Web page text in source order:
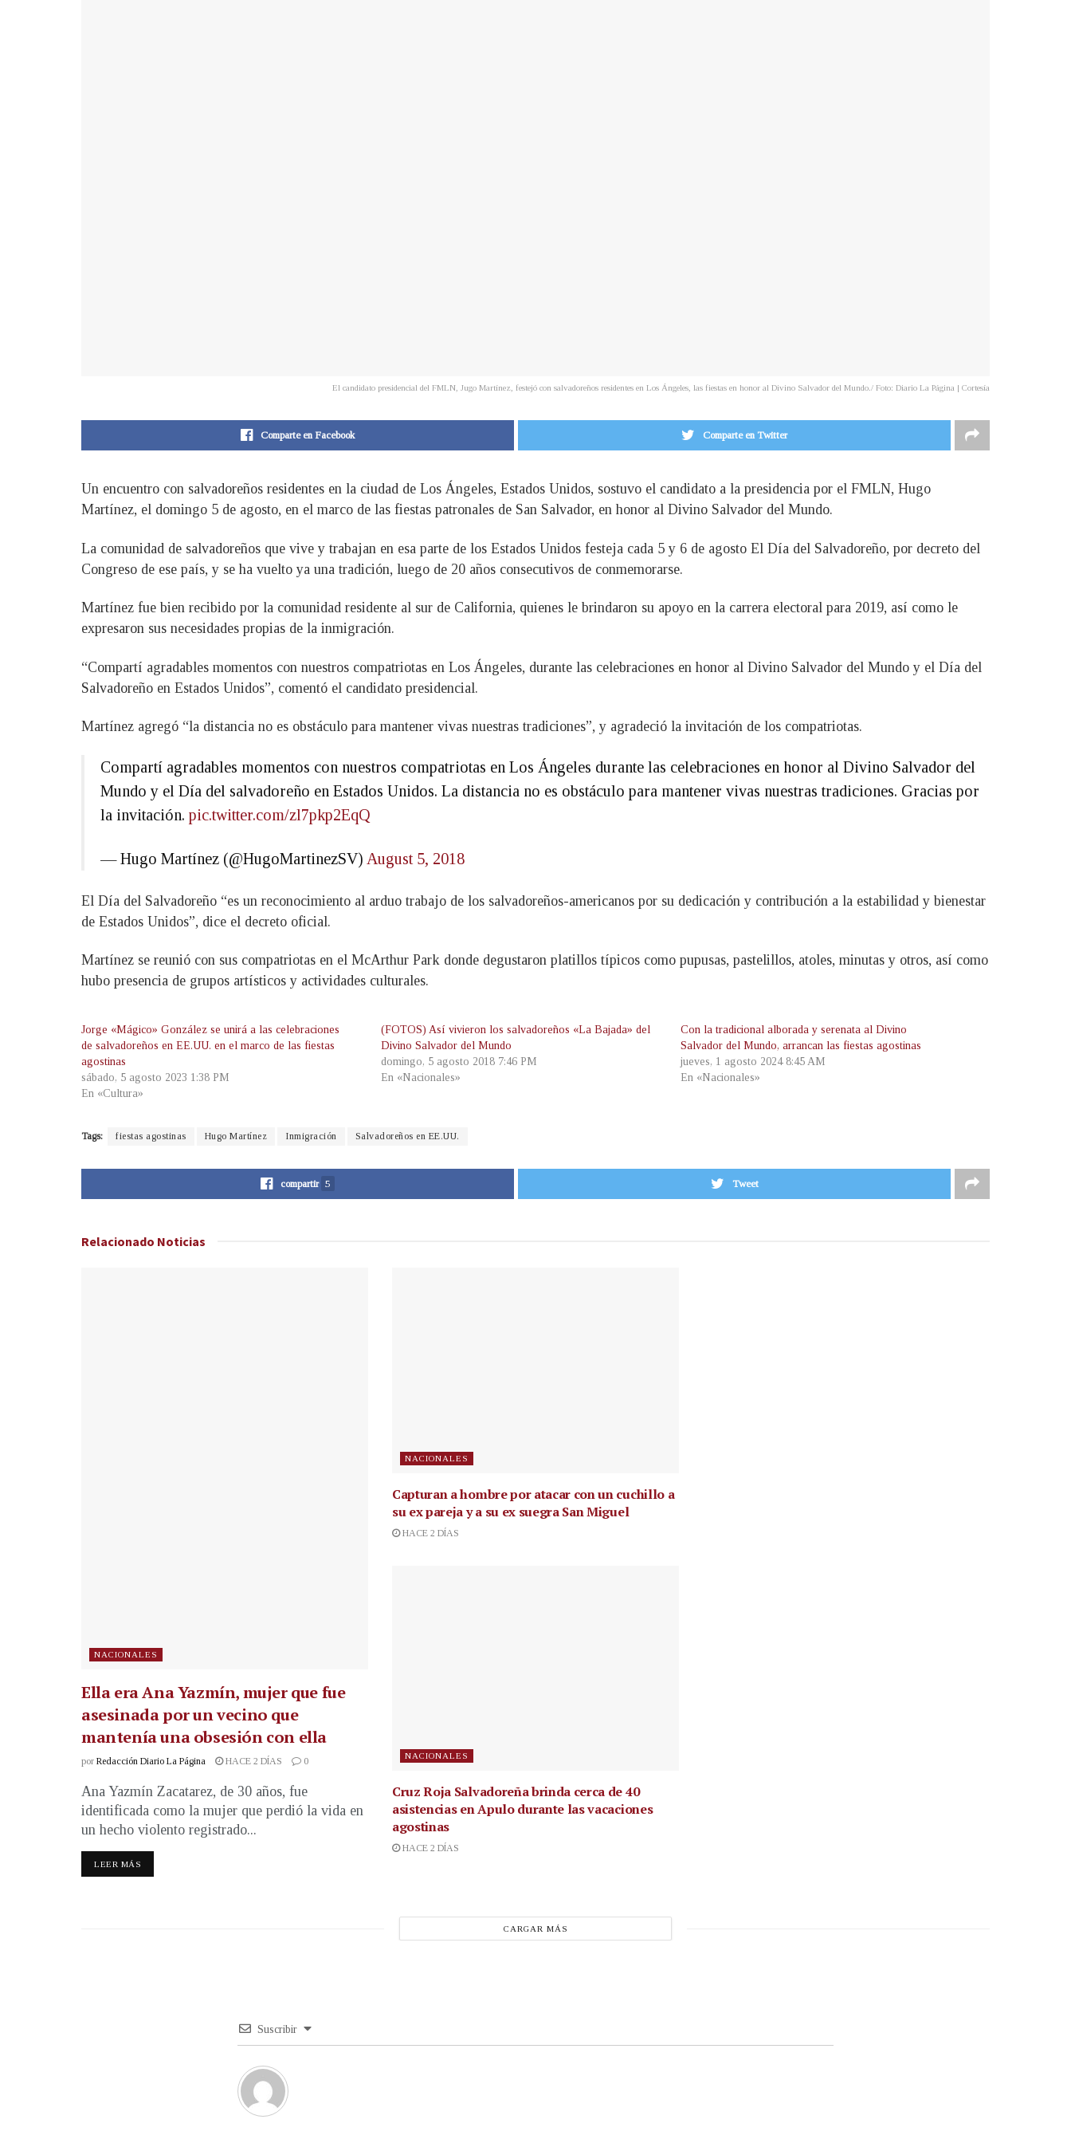
El candidato presidencial del FMLN, Jugo Martínez, festejó con salvadoreños residentes en Los Ángeles, las fiestas en honor al Divino Salvador del Mundo./ Foto: Diario La Página | Cortesía
Comparte en Facebook Comparte en Twitter
Un encuentro con salvadoreños residentes en la ciudad de Los Ángeles, Estados Unidos, sostuvo el candidato a la presidencia por el FMLN, Hugo
Martínez, el domingo 5 de agosto, en el marco de las fiestas patronales de San Salvador, en honor al Divino Salvador del Mundo.
La comunidad de salvadoreños que vive y trabajan en esa parte de los Estados Unidos festeja cada 5 y 6 de agosto El Día del Salvadoreño, por decreto del
Congreso de ese país, y se ha vuelto ya una tradición, luego de 20 años consecutivos de conmemorarse.
Martínez fue bien recibido por la comunidad residente al sur de California, quienes le brindaron su apoyo en la carrera electoral para 2019, así como le
expresaron sus necesidades propias de la inmigración.
“Compartí agradables momentos con nuestros compatriotas en Los Ángeles, durante las celebraciones en honor al Divino Salvador del Mundo y el Día del
Salvadoreño en Estados Unidos”, comentó el candidato presidencial.
Martínez agregó “la distancia no es obstáculo para mantener vivas nuestras tradiciones”, y agradeció la invitación de los compatriotas.
Compartí agradables momentos con nuestros compatriotas en Los Ángeles durante las celebraciones en honor al Divino Salvador del
Mundo y el Día del salvadoreño en Estados Unidos. La distancia no es obstáculo para mantener vivas nuestras tradiciones. Gracias por
la invitación. pic.twitter.com/zl7pkp2EqQ
— Hugo Martínez (@HugoMartinezSV) August 5, 2018
El Día del Salvadoreño “es un reconocimiento al arduo trabajo de los salvadoreños-americanos por su dedicación y contribución a la estabilidad y bienestar
de Estados Unidos”, dice el decreto oficial.
Martínez se reunió con sus compatriotas en el McArthur Park donde degustaron platillos típicos como pupusas, pastelillos, atoles, minutas y otros, así como
hubo presencia de grupos artísticos y actividades culturales.
Jorge «Mágico» González se unirá a las celebraciones
de salvadoreños en EE.UU. en el marco de las fiestas
agostinas
sábado, 5 agosto 2023 1:38 PM
En «Cultura»
(FOTOS) Así vivieron los salvadoreños «La Bajada» del
Divino Salvador del Mundo
domingo, 5 agosto 2018 7:46 PM
En «Nacionales»
Con la tradicional alborada y serenata al Divino
Salvador del Mundo, arrancan las fiestas agostinas
jueves, 1 agosto 2024 8:45 AM
En «Nacionales»
Tags: fiestas agostinas Hugo Martínez Inmigración Salvadoreños en EE.UU.
compartir 5 Tweet
Relacionado Noticias
NACIONALES
Ella era Ana Yazmín, mujer que fue
asesinada por un vecino que
mantenía una obsesión con ella
por Redacción Diario La Página HACE 2 DÍAS 0
Ana Yazmín Zacatarez, de 30 años, fue
identificada como la mujer que perdió la vida en
un hecho violento registrado...
LEER MÁS
NACIONALES
Capturan a hombre por atacar con un cuchillo a
su ex pareja y a su ex suegra San Miguel
HACE 2 DÍAS
NACIONALES
Cruz Roja Salvadoreña brinda cerca de 40
asistencias en Apulo durante las vacaciones
agostinas
HACE 2 DÍAS
CARGAR MÁS
Suscribir